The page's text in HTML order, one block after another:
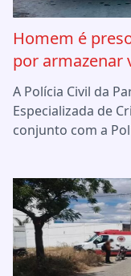
Homem é
por armazenar
A Polícia Civil da
Especializada de
conjunto com a